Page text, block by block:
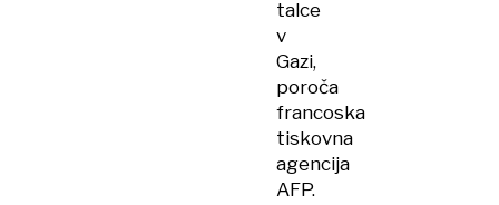
talce
v
Gazi,
poroča
francoska
tiskovna
agencija
AFP.